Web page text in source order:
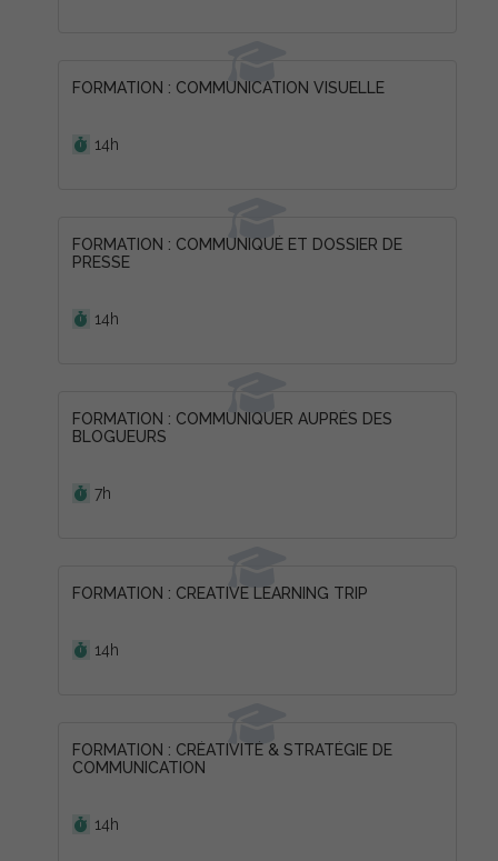
FORMATION : COMMUNICATION VISUELLE
14h
FORMATION : COMMUNIQUÉ ET DOSSIER DE
PRESSE
14h
FORMATION : COMMUNIQUER AUPRÈS DES
BLOGUEURS
7h
FORMATION : CREATIVE LEARNING TRIP
14h
FORMATION : CRÉATIVITÉ & STRATÉGIE DE
COMMUNICATION
14h